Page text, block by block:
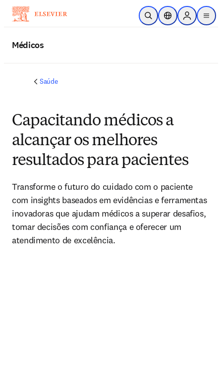
Ir para o conteúdo principal
Pesquisa aberta
Seletor deSign in to
menu
Médicos
Saúde
Capacitando médicos a
alcançar os melhores
resultados para pacientes
Transforme o futuro do cuidado com o paciente
com insights baseados em evidências e ferramentas
inovadoras que ajudam médicos a superar desafios,
tomar decisões com confiança e oferecer um
atendimento de excelência.